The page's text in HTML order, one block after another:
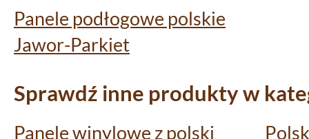
Panele podłogowe polskie
Jawor-Parkiet
Sprawdź inne produkty w
Panele winylowe z polski